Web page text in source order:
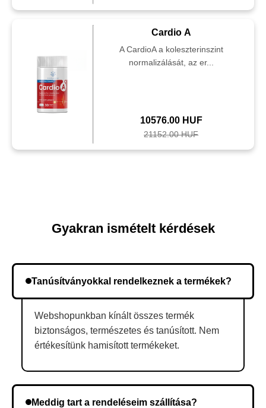
Cardio A
A CardioA a koleszterinszint
normalizálását, az er...
10576.00 HUF
21152.00 HUF
Gyakran ismételt kérdések
Tanúsítványokkal rendelkeznek a termékek?
Webshopunkban kínált összes termék
biztonságos, természetes és tanúsított. Nem
értékesítünk hamisított termékeket.
Meddig tart a rendeléseim szállítása?